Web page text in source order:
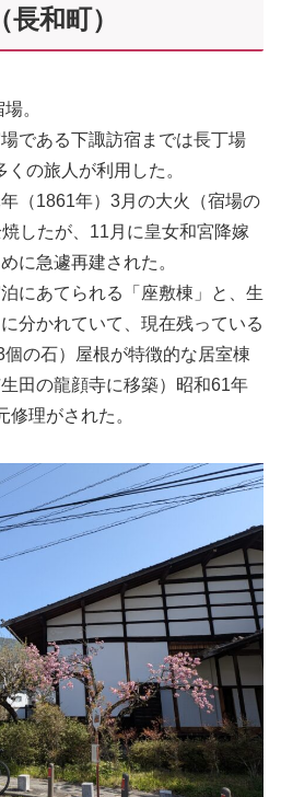
和町）
。
である下諏訪宿までは長丁場
くの旅人が利用した。
（1861年）3月の大火（宿場の
したが、11月に皇女和宮降嫁
に急遽再建された。
にあてられる「座敷棟」と、生
分かれていて、現在残っている
の石）屋根が特徴的な居室棟
田の龍顔寺に移築）昭和61年
修理がされた。